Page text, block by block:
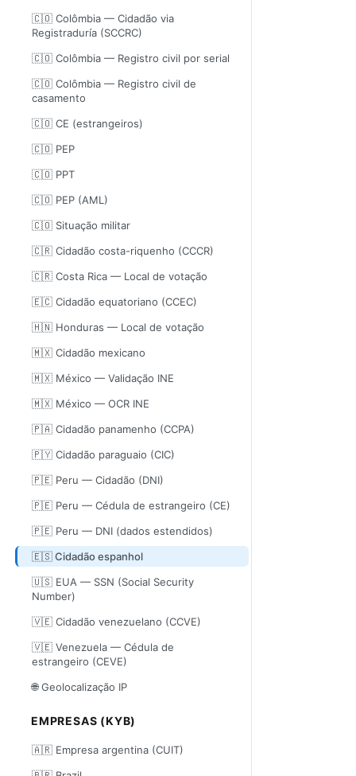
🇨🇴 Colômbia — Cidadão via
Registraduría (SCCRC)
🇨🇴 Colômbia — Registro civil por serial
🇨🇴 Colômbia — Registro civil de
casamento
🇨🇴 CE (estrangeiros)
🇨🇴 PEP
🇨🇴 PPT
🇨🇴 PEP (AML)
🇨🇴 Situação militar
🇨🇷 Cidadão costa-riquenho (CCCR)
🇨🇷 Costa Rica — Local de votação
🇪🇨 Cidadão equatoriano (CCEC)
🇭🇳 Honduras — Local de votação
🇲🇽 Cidadão mexicano
🇲🇽 México — Validação INE
🇲🇽 México — OCR INE
🇵🇦 Cidadão panamenho (CCPA)
🇵🇾 Cidadão paraguaio (CIC)
🇵🇪 Peru — Cidadão (DNI)
🇵🇪 Peru — Cédula de estrangeiro (CE)
🇵🇪 Peru — DNI (dados estendidos)
🇪🇸 Cidadão espanhol
🇺🇸 EUA — SSN (Social Security
Number)
🇻🇪 Cidadão venezuelano (CCVE)
🇻🇪 Venezuela — Cédula de
estrangeiro (CEVE)
🌐 Geolocalização IP
EMPRESAS (KYB)
🇦🇷 Empresa argentina (CUIT)